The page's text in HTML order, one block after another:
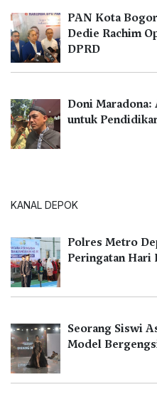
PAN Kota
Dedie Rachim
DPRD
Doni Maradona:
untuk
KANAL DEPOK
Polres Metro
Peringatan Hari
Seorang Siswi
Model